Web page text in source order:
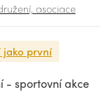
asociace
jako první
- sportovní akce